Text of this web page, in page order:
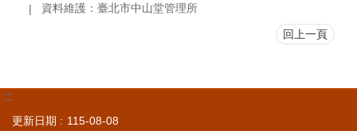
資料維護：臺北市中山堂管理所
回上一頁
:::
更新日期 115-08-08